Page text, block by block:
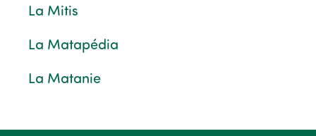
La Mitis
La Matapédia
La Matanie